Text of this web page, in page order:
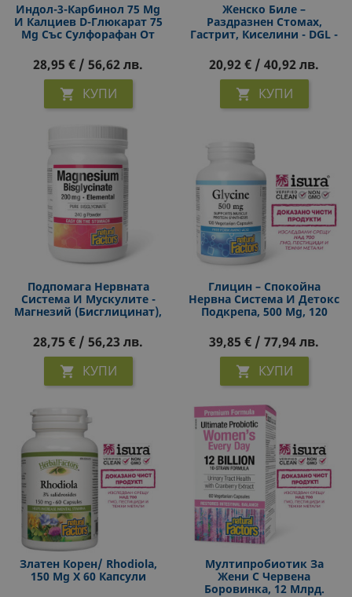
Индол-3-Карбинол 75 Mg
И Калциев D-Глюкарат 75
Mg Със Сулфорафан От
WomenSense®, 60 V
Капсули
28,95 € / 56,62 лв.
 КУПИ
Женско Биле –
Раздразнен Стомах,
Гастрит, Киселини - DGL -
Сладник, 400 Mg, 90
Дъвчащи Таблетки
20,92 € / 40,92 лв.
 КУПИ
Подпомага Нервната
Система И Мускулите -
Магнезий (бисглицинат),
28,75 € / 56,23 лв.
 КУПИ
Глицин – Спокойна
Нервна Система И Детокс
Подкрепа, 500 Mg, 120
39,85 € / 77,94 лв.
 КУПИ
Златен Корен/ Rhodiola,
150 Mg X 60 Капсули
Мултипробиотик За
Жени С Червена
Боровинка, 12 Млрд.